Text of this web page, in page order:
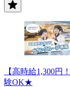
【高時給1,300円
験OK★